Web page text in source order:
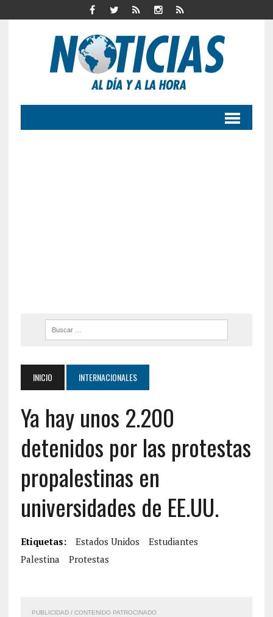
INICIO INTERNACIONALES
Ya hay unos 2.200
detenidos por las protestas
propalestinas en
universidades de EE.UU.
Etiquetas: Estados Unidos
Estudiantes
Palestina
Protestas
PUBLICIDAD / CONTENIDO PATROCINADO